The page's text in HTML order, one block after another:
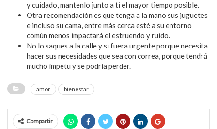
y cuidado, mantenlo junto a ti el mayor tiempo posible.
Otra recomendación es que tenga a la mano sus juguetes
e incluso su cama, entre más cerca esté a su entorno
común menos impactará el estruendo y ruido.
No lo saques a la calle y si fuera urgente porque necesita
hacer sus necesidades que sea con correa, porque tendrá
mucho ímpetu y se podría perder.
amor bienestar
Compartir